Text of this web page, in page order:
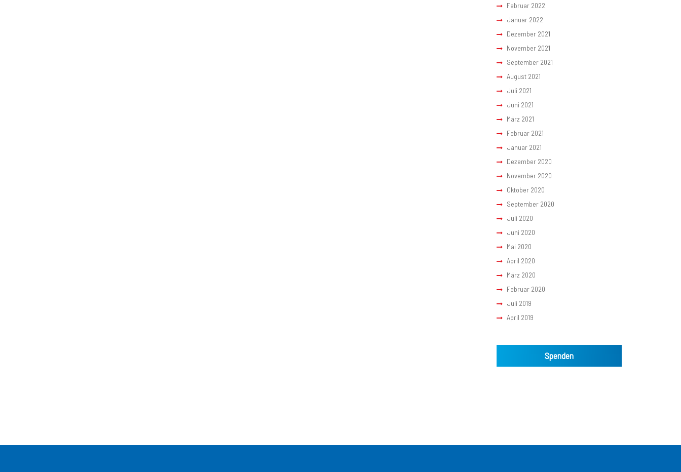
Februar 2022
Januar 2022
Dezember 2021
November 2021
September 2021
August 2021
Juli 2021
Juni 2021
März 2021
Februar 2021
Januar 2021
Dezember 2020
November 2020
Oktober 2020
September 2020
Juli 2020
Juni 2020
Mai 2020
April 2020
März 2020
Februar 2020
Juli 2019
April 2019
Spenden